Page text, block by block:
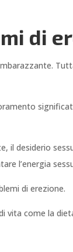
di
il desiderio
l’energia
di erezione.
come la